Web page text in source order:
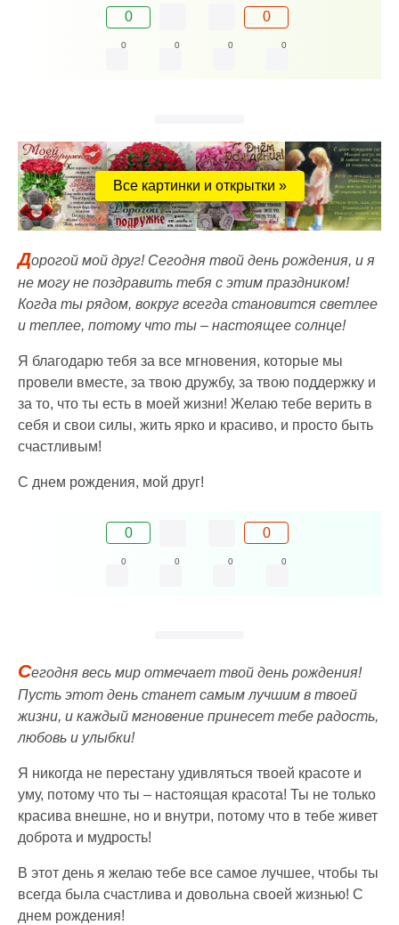
0 0
0 0 0 0
Все картинки и открытки »
Дорогой мой друг! Сегодня твой день рождения, и я
не могу не поздравить тебя с этим праздником!
Когда ты рядом, вокруг всегда становится светлее
и теплее, потому что ты – настоящее солнце!
Я благодарю тебя за все мгновения, которые мы
провели вместе, за твою дружбу, за твою поддержку и
за то, что ты есть в моей жизни! Желаю тебе верить в
себя и свои силы, жить ярко и красиво, и просто быть
счастливым!
С днем рождения, мой друг!
0 0
0 0 0 0
Сегодня весь мир отмечает твой день рождения!
Пусть этот день станет самым лучшим в твоей
жизни, и каждый мгновение принесет тебе радость,
любовь и улыбки!
Я никогда не перестану удивляться твоей красоте и
уму, потому что ты – настоящая красота! Ты не только
красива внешне, но и внутри, потому что в тебе живет
доброта и мудрость!
В этот день я желаю тебе все самое лучшее, чтобы ты
всегда была счастлива и довольна своей жизнью! С
днем рождения!